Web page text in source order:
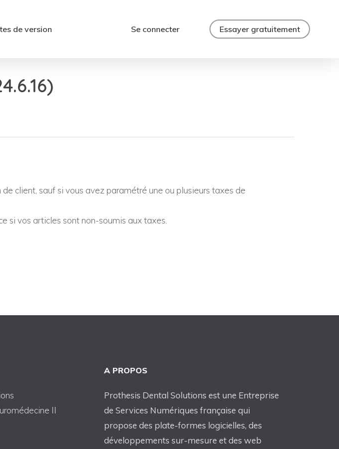
de version Se connecter Essayer gratuitement
client, sauf si vous avez paramétré une ou plusieurs taxes de
si vos articles sont non-soumis aux taxes.
II
A PROPOS
Prothesis Dental Solutions est une Entreprise
de Services Numériques française qui
propose des plate-formes logicielles, des
développements sur-mesure et des web